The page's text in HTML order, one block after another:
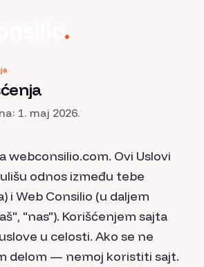
1. maj 2026.
webconsilio.com. Ovi Uslovi
odnos između tebe
i Web Consilio (u daljem
"nas"). Korišćenjem sajta
u celosti. Ako se ne
delom — nemoj koristiti sajt.